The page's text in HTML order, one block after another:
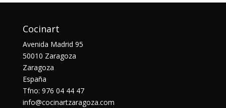
Cocinart
Avenida Madrid 95
50010 Zaragoza
Zaragoza
España
Tfno: 976 04 44 47
info@cocinartzaragoza.com